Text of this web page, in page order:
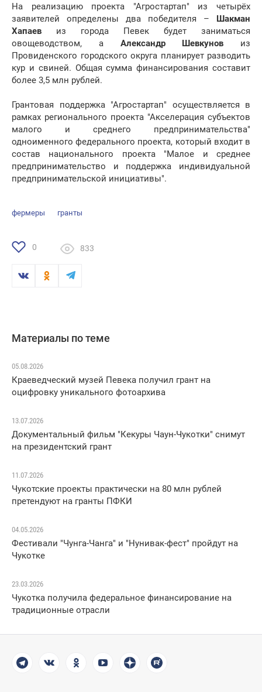
На реализацию проекта "Агростартап" из четырёх
заявителей определены два победителя – Шакман
Хапаев из города Певек будет заниматься
овощеводством, а Александр Шевкунов из
Провиденского городского округа планирует разводить
кур и свиней. Общая сумма финансирования составит
более 3,5 млн рублей.
Грантовая поддержка "Агростартап" осуществляется в
рамках регионального проекта "Акселерация субъектов
малого и среднего предпринимательства"
одноименного федерального проекта, который входит в
состав национального проекта "Малое и среднее
предпринимательство и поддержка индивидуальной
предпринимательской инициативы".
фермеры гранты
0 833
Материалы по теме
05.08.2026
Краеведческий музей Певека получил грант на
оцифровку уникального фотоархива
13.07.2026
Документальный фильм "Кекуры Чаун-Чукотки" снимут
на президентский грант
11.07.2026
Чукотские проекты практически на 80 млн рублей
претендуют на гранты ПФКИ
04.05.2026
Фестивали "Чунга-Чанга" и "Нунивак-фест" пройдут на
Чукотке
23.03.2026
Чукотка получила федеральное финансирование на
традиционные отрасли